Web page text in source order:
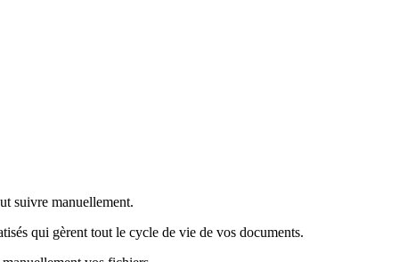
suivre manuellement.
qui gèrent tout le cycle de vie de vos documents.